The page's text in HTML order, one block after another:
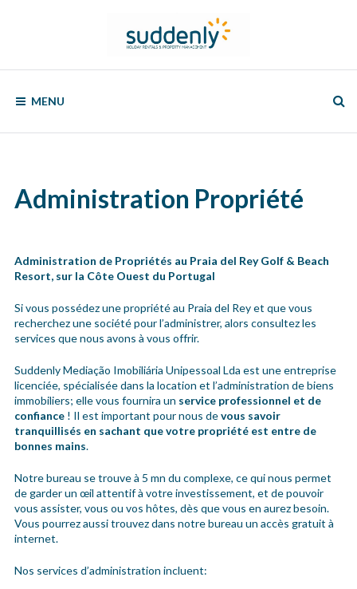
and
Management
MENU
Administration Propriété
Administration de Propriétés au Praia del Rey Golf & Beach
Resort, sur la Côte Ouest du Portugal
Si vous possédez une propriété au Praia del Rey et que vous
recherchez une société pour l’administrer, alors consultez les
services que nous avons à vous offrir.
Suddenly Mediação Imobiliária Unipessoal Lda est une entreprise
licenciée, spécialisée dans la location et l’administration de biens
immobiliers; elle vous fournira un service professionnel et de
confiance! Il est important pour nous devous savoir
tranquillisés en sachant que votre propriété est entre de
bonnes mains.
Notre bureau se trouve à 5 mn du complexe, ce qui nous permet
de garder un œil attentif à votre investissement, et de pouvoir
vous assister, vous ou vos hôtes, dès que vous en aurez besoin.
Vous pourrez aussi trouvez dans notre bureau un accès gratuit à
internet.
Nos services d’administration incluent: